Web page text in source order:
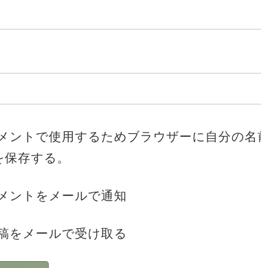
ントで使用するためブラウザーに自分の名
存する。
ントをメールで通知
をメールで受け取る